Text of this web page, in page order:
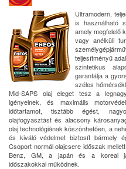
Ultramodern,
is használható
amely megfelelő
vagy anélküli
teljesítményű
szintetikus
garantálja a
széles
Mid-SAPS olaj eleget tesz a
igényeinek, és maximális
időtartamot, tisztább égést,
olajfogyasztást és alacsony
olaj technológiának köszönhetően, a
és kiváló védelmet biztosít bármely
Csoport normál olajcsere időszak
Benz, GM, a japán és a koreai
időszakokkal működnek.